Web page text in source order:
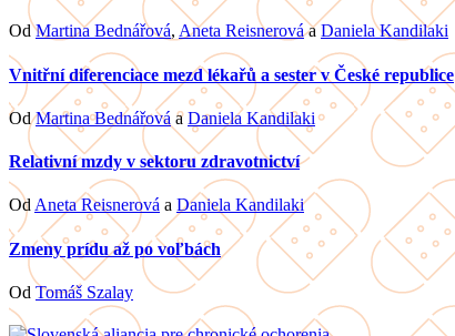
OdMartina Bednářová, Aneta ReisnerováaDaniela Kandilaki
Vnitřní diferenciace mezd lékařů a sester v České republice
OdMartina Bednářová aDaniela Kandilaki
Relativní mzdy v sektoru zdravotnictví
Od Aneta Reisnerová a Daniela Kandilaki
Zmeny prídu až po voľbách
Od Tomáš Szalay